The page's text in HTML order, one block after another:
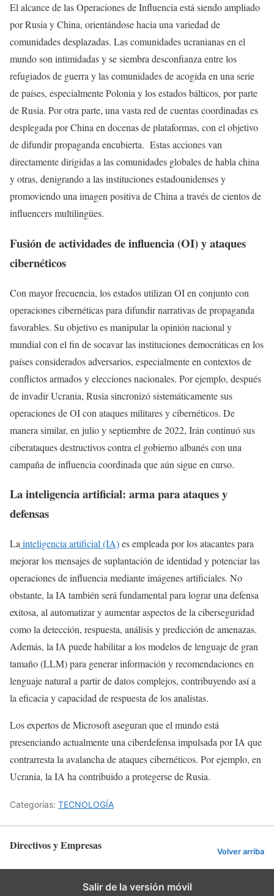
El alcance de las Operaciones de Influencia está siendo ampliado
por Rusia y China, orientándose hacia una variedad de
comunidades desplazadas. Las comunidades ucranianas en el
mundo son intimidadas y se siembra desconfianza entre los
refugiados de guerra y las comunidades de acogida en una serie
de países, especialmente Polonia y los estados bálticos, por parte
de Rusia. Por otra parte, una vasta red de cuentas coordinadas es
desplegada por China en docenas de plataformas, con el objetivo
de difundir propaganda encubierta. Estas acciones van
directamente dirigidas a las comunidades globales de habla china
y otras, denigrando a las instituciones estadounidenses y
promoviendo una imagen positiva de China a través de cientos de
influencers multilingües.
Fusión de actividades de influencia (OI) y ataques
cibernéticos
Con mayor frecuencia, los estados utilizan OI en conjunto con
operaciones cibernéticas para difundir narrativas de propaganda
favorables. Su objetivo es manipular la opinión nacional y
mundial con el fin de socavar las instituciones democráticas en los
países considerados adversarios, especialmente en contextos de
conflictos armados y elecciones nacionales. Por ejemplo, después
de invadir Ucrania, Rusia sincronizó sistemáticamente sus
operaciones de OI con ataques militares y cibernéticos. De
manera similar, en julio y septiembre de 2022, Irán continuó sus
ciberataques destructivos contra el gobierno albanés con una
campaña de influencia coordinada que aún sigue en curso.
La inteligencia artificial: arma para ataques y
defensas
Lainteligencia artificial (IA)es empleada por los atacantes para
mejorar los mensajes de suplantación de identidad y potenciar las
operaciones de influencia mediante imágenes artificiales. No
obstante, la IA también será fundamental para lograr una defensa
exitosa, al automatizar y aumentar aspectos de la ciberseguridad
como la detección, respuesta, análisis y predicción de amenazas.
Además, la IA puede habilitar a los modelos de lenguaje de gran
tamaño (LLM) para generar información y recomendaciones en
lenguaje natural a partir de datos complejos, contribuyendo así a
la eficacia y capacidad de respuesta de los analistas.
Los expertos de Microsoft aseguran que el mundo está
presenciando actualmente una ciberdefensa impulsada por IA que
contrarresta la avalancha de ataques cibernéticos. Por ejemplo, en
Ucrania, la IA ha contribuido a protegerse de Rusia.
Categorías: TECNOLOGÍA
Directivos y Empresas Volver arriba
Salir de la versión móvil